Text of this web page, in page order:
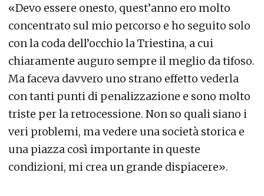
«Devo essere onesto, quest’anno ero molto
concentrato sul mio percorso e ho seguito solo
con la coda dell’occhio la Triestina, a cui
chiaramente auguro sempre il meglio da tifoso.
Ma faceva davvero uno strano effetto vederla
con tanti punti di penalizzazione e sono molto
triste per la retrocessione. Non so quali siano i
veri problemi, ma vedere una società storica e
una piazza così importante in queste
condizioni, mi crea un grande dispiacere».